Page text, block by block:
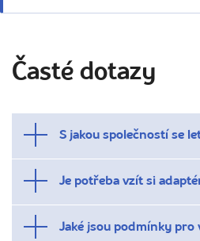
Časté dotazy
S jakou společností se
Je potřeba vzít si
Jaké jsou podmínky pro